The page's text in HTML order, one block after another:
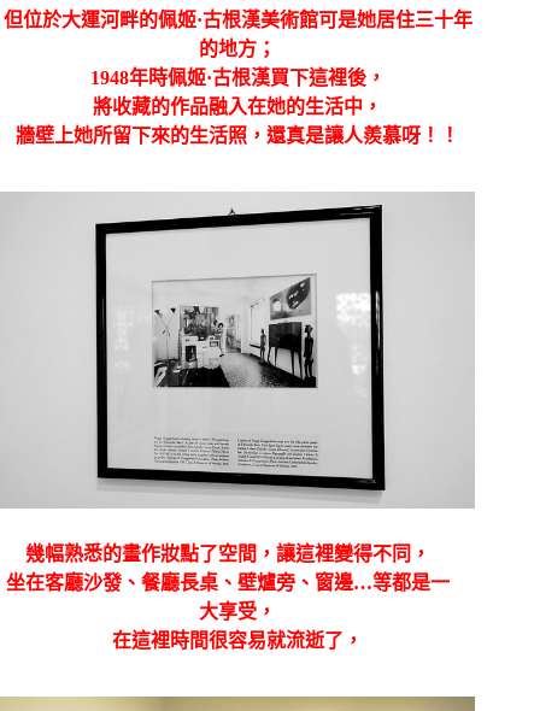
但位於大運河畔的佩姬·古根漢美術館可是她居住三十年
的地方；
1948年時佩姬·古根漢買下這裡後，
將收藏的作品融入在她的生活中，
牆壁上她所留下來的生活照，還真是讓人羨慕呀！！
幾幅熟悉的畫作妝點了空間，讓這裡變得不同，
坐在客廳沙發、餐廳長桌、壁爐旁、窗邊…等都是一
大享受，
在這裡時間很容易就流逝了，